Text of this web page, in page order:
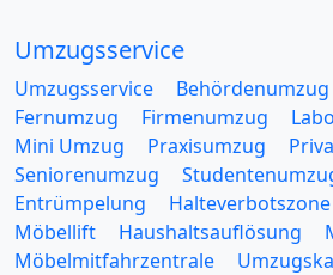
Umzugsservice
Umzugsservice Behördenumzug
Fernumzug
Firmenumzug
Mini Umzug
Praxisumzug
Seniorenumzug
Entrümpelung
Halteverbotszone
Möbellift
Haushaltsauflösung
Möbelmitfahrzentrale